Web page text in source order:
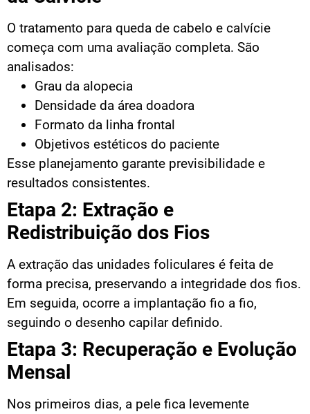
O tratamento para queda de cabelo e calvície
começa com uma avaliação completa. São
analisados:
Grau da alopecia
Densidade da área doadora
Formato da linha frontal
Objetivos estéticos do paciente
Esse planejamento garante previsibilidade e
resultados consistentes.
Etapa 2: Extração e
Redistribuição dos Fios
A extração das unidades foliculares é feita de
forma precisa, preservando a integridade dos fios.
Em seguida, ocorre a implantação fio a fio,
seguindo o desenho capilar definido.
Etapa 3: Recuperação e Evolução
Mensal
Nos primeiros dias, a pele fica levemente